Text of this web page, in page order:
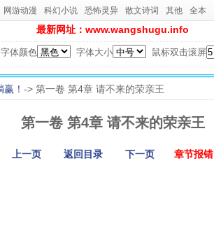
网游动漫 科幻小说 恐怖灵异 散文诗词 其他 全本
最新网址：www.wangshugu.info
字体颜色 字体大小 鼠标双击滚屏
！ -> 第一卷 第4章 请不来的荣亲王
第一卷 第4章 请不来的荣亲王
上一页 返回目录 下一页 章节报错